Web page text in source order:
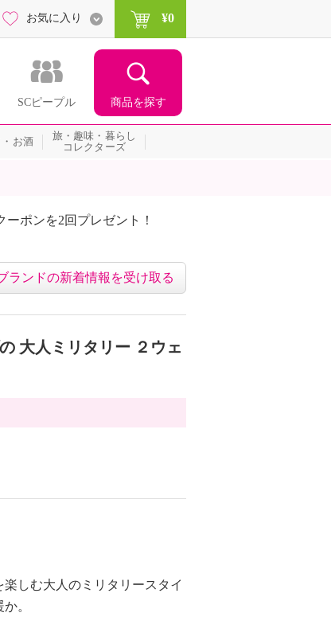
SCピープル 商品を探す
お気に入り ¥0
お酒
旅・趣味・暮らし
コレクターズ
ポンを2回プレゼント！
ランドの新着情報を受け取る
大人ミリタリー ２ウェ
しむ大人のミリタリースタイ
。